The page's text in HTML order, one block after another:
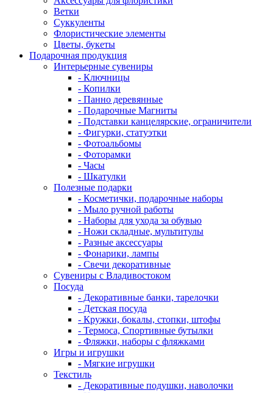
Ветки
Суккуленты
Флористические элементы
Цветы, букеты
Подарочная продукция
Интерьерные сувениры
- Ключницы
- Копилки
- Панно деревянные
- Подарочные Магниты
- Подставки канцелярские, ограничители
- Фигурки, статуэтки
- Фотоальбомы
- Фоторамки
- Часы
- Шкатулки
Полезные подарки
- Косметички, подарочные наборы
- Мыло ручной работы
- Наборы для ухода за обувью
- Ножи складные, мультитулы
- Разные аксессуары
- Фонарики, лампы
- Свечи декоративные
Сувениры с Владивостоком
Посуда
- Декоративные банки, тарелочки
- Детская посуда
- Кружки, бокалы, стопки, штофы
- Термоса, Спортивные бутылки
- Фляжки, наборы с фляжками
Игры и игрушки
- Мягкие игрушки
Текстиль
- Декоративные подушки, наволочки